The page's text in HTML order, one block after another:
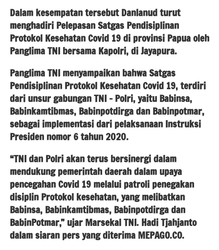
Dalam kesempatan tersebut Danlanud turut
menghadiri Pelepasan Satgas Pendisiplinan
Protokol Kesehatan Covid 19 di provinsi Papua oleh
Panglima TNI bersama Kapolri, di Jayapura.
Panglima TNI menyampaikan bahwa Satgas
Pendisiplinan Protokol Kesehatan Covid 19, terdiri
dari unsur gabungan TNI – Polri, yaitu Babinsa,
Babinkamtibmas, Babinpotdirga dan Babinpotmar,
sebagai implementasi dari pelaksanaan Instruksi
Presiden nomor 6 tahun 2020.
“TNI dan Polri akan terus bersinergi dalam
mendukung pemerintah daerah dalam upaya
pencegahan Covid 19 melalui patroli penegakan
disiplin Protokol kesehatan, yang melibatkan
Babinsa, Babinkamtibmas, Babinpotdirga dan
BabinPotmar,” ujar Marsekal TNI. Hadi Tjahjanto
dalam siaran pers yang diterima MEPAGO.CO.